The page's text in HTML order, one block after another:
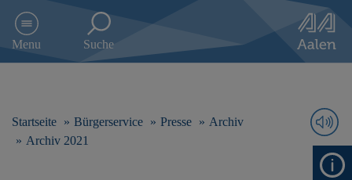
e
Menu Suche
Startseite Bürgerservice Presse
Archiv
Archiv 2021